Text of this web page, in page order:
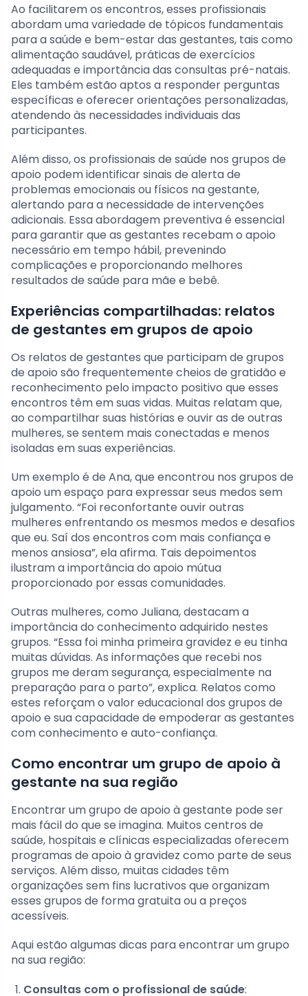
Ao facilitarem os encontros, esses profissionais
abordam uma variedade de tópicos fundamentais
para a saúde e bem-estar das gestantes, tais como
alimentação saudável, práticas de exercícios
adequadas e importância das consultas pré-natais.
Eles também estão aptos a responder perguntas
específicas e oferecer orientações personalizadas,
atendendo às necessidades individuais das
participantes.
Além disso, os profissionais de saúde nos grupos de
apoio podem identificar sinais de alerta de
problemas emocionais ou físicos na gestante,
alertando para a necessidade de intervenções
adicionais. Essa abordagem preventiva é essencial
para garantir que as gestantes recebam o apoio
necessário em tempo hábil, prevenindo
complicações e proporcionando melhores
resultados de saúde para mãe e bebê.
Experiências compartilhadas: relatos
de gestantes em grupos de apoio
Os relatos de gestantes que participam de grupos
de apoio são frequentemente cheios de gratidão e
reconhecimento pelo impacto positivo que esses
encontros têm em suas vidas. Muitas relatam que,
ao compartilhar suas histórias e ouvir as de outras
mulheres, se sentem mais conectadas e menos
isoladas em suas experiências.
Um exemplo é de Ana, que encontrou nos grupos de
apoio um espaço para expressar seus medos sem
julgamento. “Foi reconfortante ouvir outras
mulheres enfrentando os mesmos medos e desafios
que eu. Saí dos encontros com mais confiança e
menos ansiosa”, ela afirma. Tais depoimentos
ilustram a importância do apoio mútua
proporcionado por essas comunidades.
Outras mulheres, como Juliana, destacam a
importância do conhecimento adquirido nestes
grupos. “Essa foi minha primeira gravidez e eu tinha
muitas dúvidas. As informações que recebi nos
grupos me deram segurança, especialmente na
preparação para o parto”, explica. Relatos como
estes reforçam o valor educacional dos grupos de
apoio e sua capacidade de empoderar as gestantes
com conhecimento e auto-confiança.
Como encontrar um grupo de apoio à
gestante na sua região
Encontrar um grupo de apoio à gestante pode ser
mais fácil do que se imagina. Muitos centros de
saúde, hospitais e clínicas especializadas oferecem
programas de apoio à gravidez como parte de seus
serviços. Além disso, muitas cidades têm
organizações sem fins lucrativos que organizam
esses grupos de forma gratuita ou a preços
acessíveis.
Aqui estão algumas dicas para encontrar um grupo
na sua região:
Consultas com o profissional de saúde: